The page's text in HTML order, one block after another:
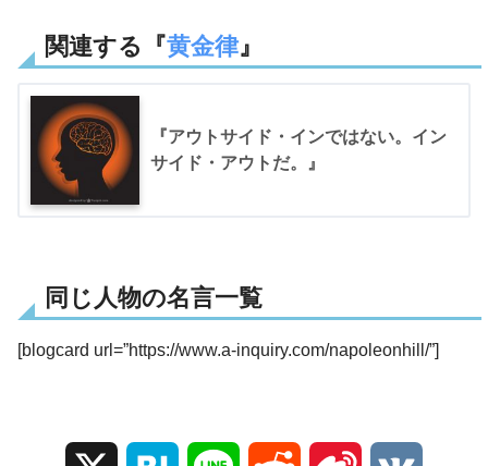
関連する『黄金律』
『アウトサイド・インではない。イン
サイド・アウトだ。』
同じ人物の名言一覧
[blogcard url=”https://www.a-inquiry.com/napoleonhill/”]